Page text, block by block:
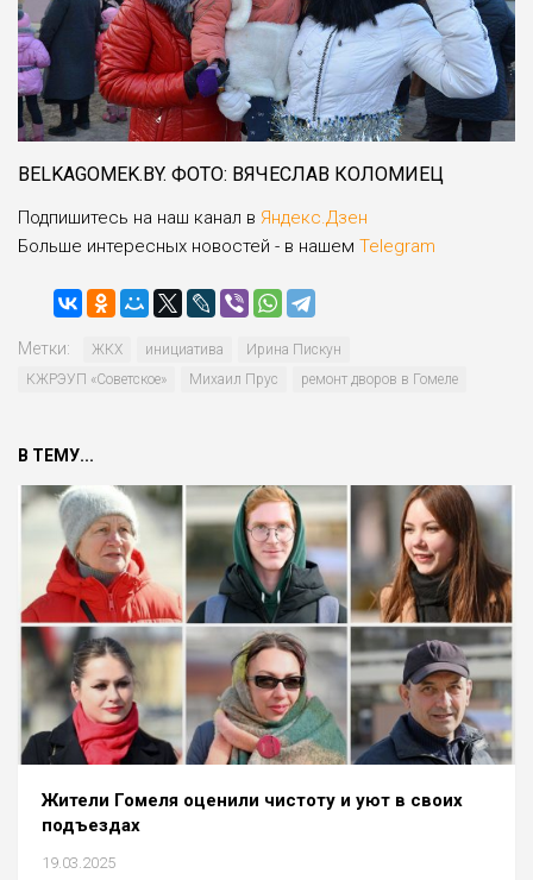
BELKAGOMEK.BY. ФОТО: ВЯЧЕСЛАВ КОЛОМИЕЦ
Подпишитесь на наш канал в Яндекс.Дзен
Больше интересных новостей - в нашем Telegram
Метки: ЖКХ инициатива
Ирина Пискун
КЖРЭУП «Советское»
Михаил Прус ремонт дворов в Гомеле
В ТЕМУ...
Жители Гомеля оценили чистоту и уют в своих
подъездах
19.03.2025